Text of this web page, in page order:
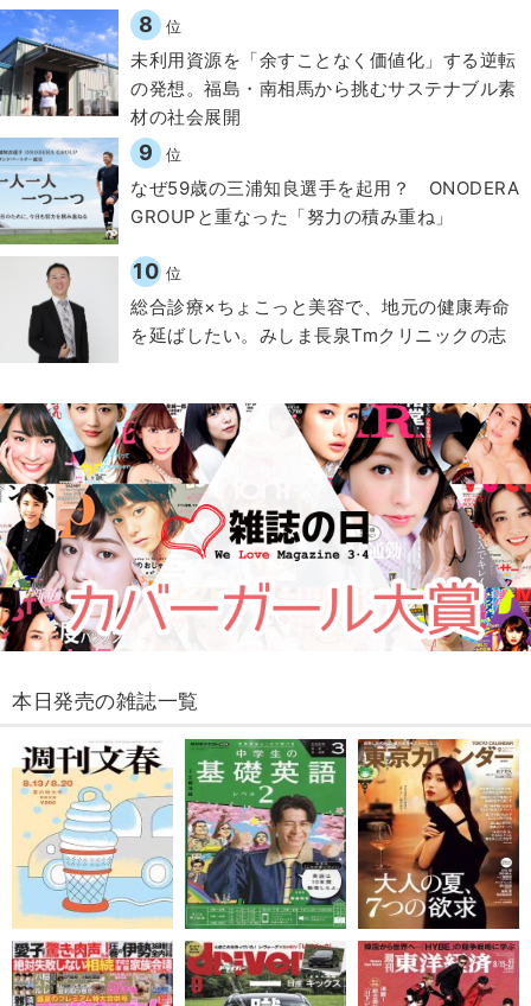
8 位
​​未利用資源を「余すことなく価値化」する逆転
の発想。福島・南相馬から挑むサステナブル素
材の社会展開​
9 位
なぜ59歳の三浦知良選手を起用？ ONODERA
GROUPと重なった「努力の積み重ね」
10 位
総合診療×ちょこっと美容で、地元の健康寿命
を延ばしたい。みしま長泉Tmクリニックの志
本日発売の雑誌一覧